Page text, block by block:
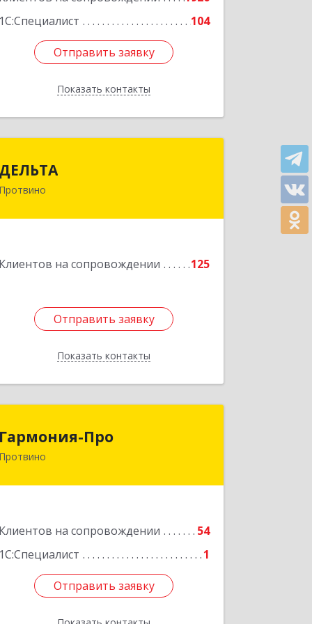
1С:Специалист
104
Отправить заявку
Показать контакты
Отправить заявку
Назад
ДЕЛЬТА
Протвино
Клиентов на сопровождении 125
Отправить заявку
Показать контакты
142281, Московская обл, Протвино г,
Отправить заявку
Назад
Гармония-Про
Протвино
Клиентов на сопровождении
54
1С:Специалист
1
Отправить заявку
142280, Московская обл, Протвино г,
Отправить заявку